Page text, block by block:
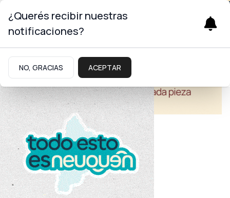
Educación
¿Querés recibir nuestras
notificaciones?
NO, GRACIAS ACEPTAR